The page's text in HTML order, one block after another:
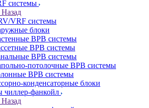
системы
Назад
VRF системы
блоки
ВРВ системы
ВРВ системы
ВРВ системы
потолочные ВРВ системы
ВРВ системы
конденсаторные блоки
чиллер-фанкойл
Назад